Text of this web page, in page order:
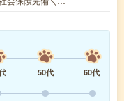
50代
60代